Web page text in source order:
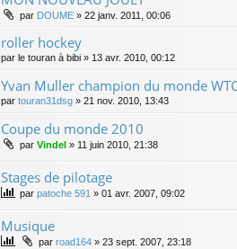
par DOUME » 22 janv. 2011, 00:06
roller hockey
par le touran à bibi » 13 avr. 2010, 00:12
Yvan Muller champion du monde
par touran31dsg » 21 nov. 2010, 13:43
Coupe du monde 2010
par Vindel » 11 juin 2010, 21:38
Stages de pilotage
par patoche 591 » 01 avr. 2007, 09:02
Musique
par road164 » 23 sept. 2007, 23:18